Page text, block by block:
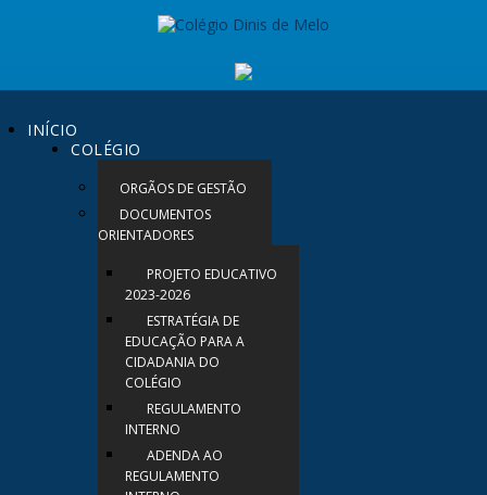
INÍCIO
COLÉGIO
ORGÃOS DE GESTÃO
DOCUMENTOS
ORIENTADORES
PROJETO EDUCATIVO
2023-2026
ESTRATÉGIA DE
EDUCAÇÃO PARA A
CIDADANIA DO
COLÉGIO
REGULAMENTO
INTERNO
ADENDA AO
REGULAMENTO